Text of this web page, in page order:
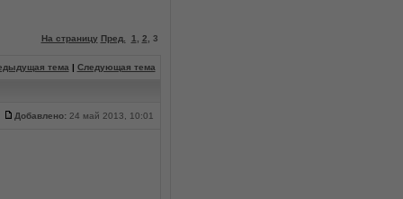
На страницу Пред. 1 2 3
тема | Следующая тема
Добавлено:24 май 2013, 10:01